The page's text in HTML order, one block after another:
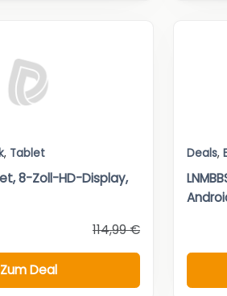
, Tablet
8-Zoll-HD-Display,
114,99 €
Zum Deal
Deals,